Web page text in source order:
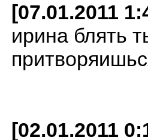
[07.01.2011
ирина блять
[02.01.2011